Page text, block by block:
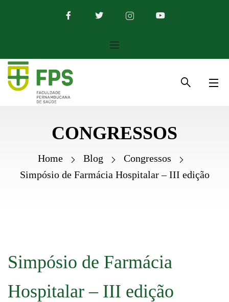
CONGRESSOS
Home Blog
Congressos
Simpósio de Farmácia Hospitalar – III edição
Simpósio de Farmácia
Hospitalar – III edição